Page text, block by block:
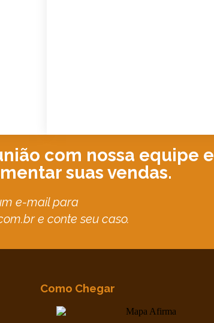
com nossa equipe e
suas vendas.
e-mail para
e conte seu caso.
Como Chegar